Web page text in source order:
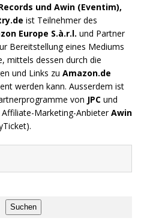
und Awin (Eventim),
ist Teilnehmer des
Europe S.à.r.l. und Partner
Bereitstellung eines Mediums
mittels dessen durch die
und Links zu Amazon.de
werden kann. Ausserdem ist
von JPC und
Marketing-AnbieterAwin
Suchen